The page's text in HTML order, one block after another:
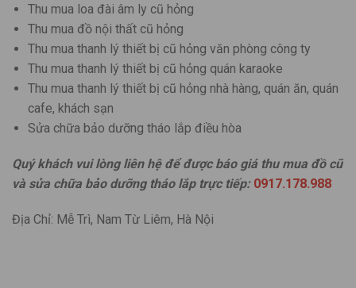
Thu mua loa đài âm ly cũ hỏng
Thu mua đồ nội thất cũ hỏng
Thu mua thanh lý thiết bị cũ hỏng văn phòng công ty
Thu mua thanh lý thiết bị cũ hỏng quán karaoke
Thu mua thanh lý thiết bị cũ hỏng nhà hàng, quán ăn, quán
cafe, khách sạn
Sửa chữa bảo dưỡng tháo lắp điều hòa
Quý khách vui lòng liên hệ để được báo giá thu mua đồ cũ
và sửa chữa bảo dưỡng tháo lắp trực tiếp: 0917.178.988
Địa Chỉ: Mễ Trì, Nam Từ Liêm, Hà Nội